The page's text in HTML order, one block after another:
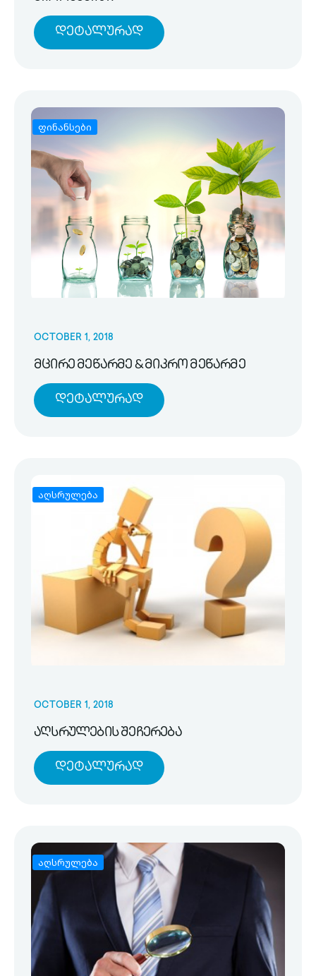
Დეტალურად
ფინანსები
OCTOBER 1, 2018
მცირე მეწარმე & მიკრო მეწარმე
Დეტალურად
აღსრულება
OCTOBER 1, 2018
აღსრულების შეჩერება
Დეტალურად
აღსრულება